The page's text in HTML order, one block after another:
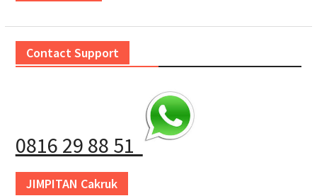
Contact Support
0816 29 88 51
JIMPITAN Cakruk